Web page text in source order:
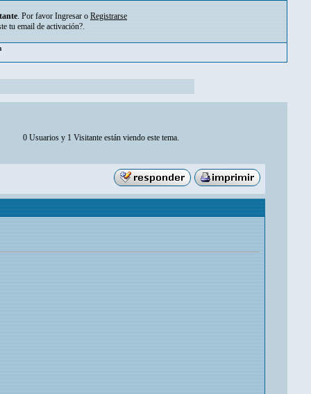
. Por favor Ingresar o Registrarse
tu email de activación?.
0 Usuarios y 1 Visitante están viendo este tema.